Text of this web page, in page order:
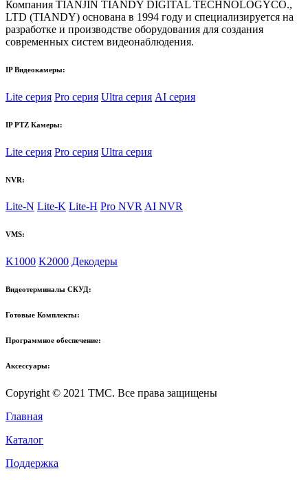
Компания TIANJIN TIANDY DIGITAL TECHNOLOGYCO.,
LTD (TIANDY) основана в 1994 году и специализируется на
разработке и производстве оборудования для создания
современных систем видеонаблюдения.
IP Видеокамеры:
Lite серия Pro серия Ultra серия AI серия
IP PTZ Камеры:
Lite серия Pro серия Ultra серия
NVR:
Lite-N Lite-K Lite-H Pro NVRAI NVR
VMS:
K1000 K2000 Декодеры
Видеотерминалы СКУД:
Готовые Комплекты:
Программное обеспечение:
Аксессуары:
Copyright © 2021 TMC. Все права защищены
Главная
Каталог
Поддержка